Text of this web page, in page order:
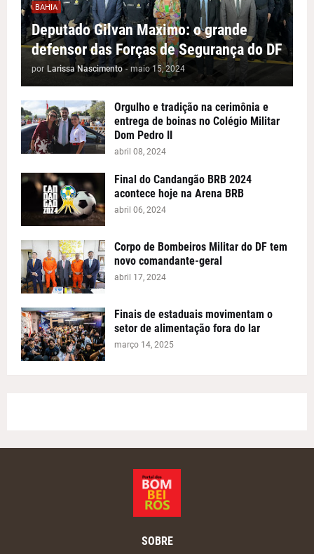
BAHIA
Deputado Gilvan Maximo: o grande
defensor das Forças de Segurança do DF
por Larissa Nascimento - maio 15, 2024
Orgulho e tradição na cerimônia e
entrega de boinas no Colégio Militar
Dom Pedro II
abril 08, 2024
Final do Candangão BRB 2024
acontece hoje na Arena BRB
abril 06, 2024
Corpo de Bombeiros Militar do DF tem
novo comandante-geral
abril 17, 2024
Finais de estaduais movimentam o
setor de alimentação fora do lar
março 14, 2025
SOBRE